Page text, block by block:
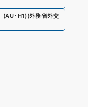
(AU･H1)(外務省外交